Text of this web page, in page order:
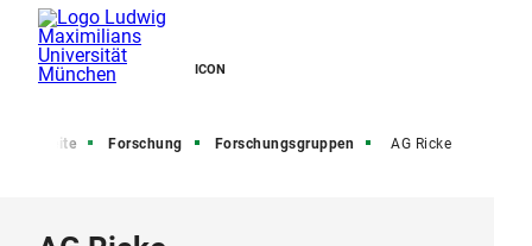
ICON
Startseite Forschung Forschungsgruppen AG Ricke